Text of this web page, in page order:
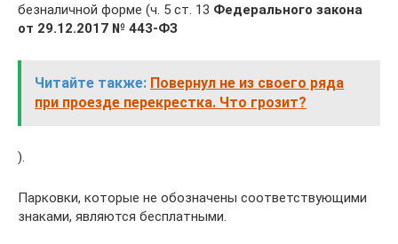
безналичной форме (ч. 5 ст. 13 Федерального закона
от 29.12.2017 № 443-ФЗ
Читайте также: Повернул не из своего ряда
при проезде перекрестка. Что грозит?
).
Парковки, которые не обозначены соответствующими
знаками, являются бесплатными.